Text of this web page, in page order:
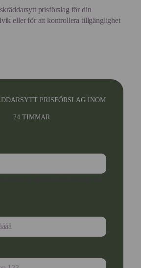
prisförslag för din
eller för att kontrollera tillgänglighet
PRISFÖRSLAG INOM
24 TIMMAR